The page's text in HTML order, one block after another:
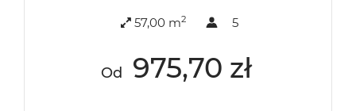
57,00 m2 5
Od 975,70 zł